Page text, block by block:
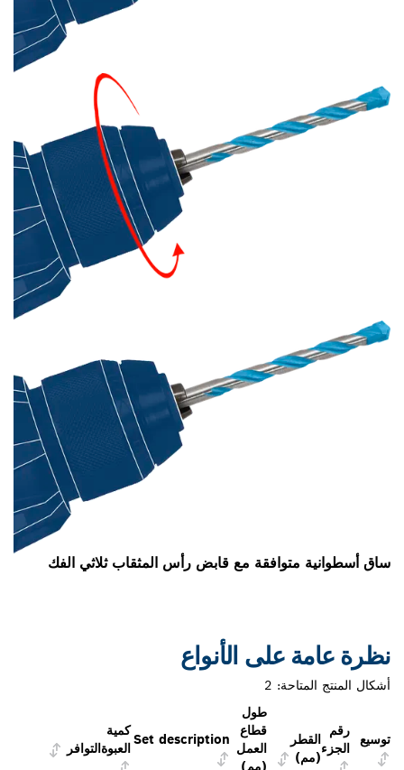
مع قابض رأس المثقاب ثلاثي الفك
الأنواع
2
قطاع
العمل
(مم)
Set description
كمية
العبوةالتوافر